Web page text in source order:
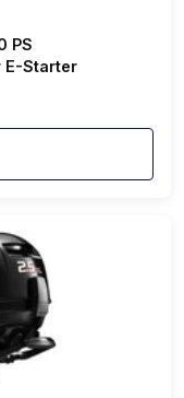
PS
E-Starter